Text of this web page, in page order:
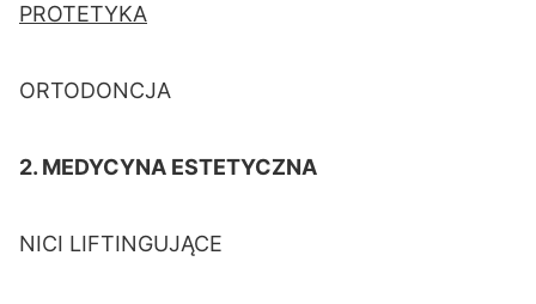
PROTETYKA
ORTODONCJA
2. MEDYCYNA ESTETYCZNA
NICI LIFTINGUJĄCE